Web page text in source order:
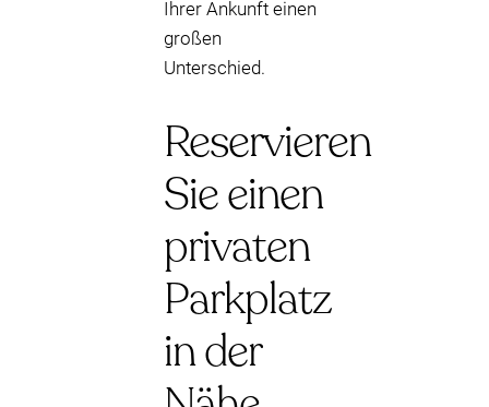
Ihrer Ankunft einen
großen
Unterschied.
Reservieren
Sie einen
privaten
Parkplatz
in der